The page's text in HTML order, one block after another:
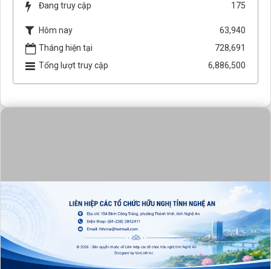
Đang truy cập 175
Hôm nay
63,940
Tháng hiện tại
728,691
Tổng lượt truy cập
6,886,500